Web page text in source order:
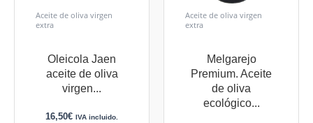
Aceite de oliva virgen
extra
Oleicola Jaen
aceite de oliva
virgen...
16,50€ IVA incluido.
Aceite de oliva virgen
extra
Melgarejo
Premium. Aceite
de oliva
ecológico...